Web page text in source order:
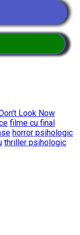
Look Now
filme cu final
horror psihologic
thriller psihologic